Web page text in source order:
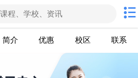
简介 优惠 校区 联系